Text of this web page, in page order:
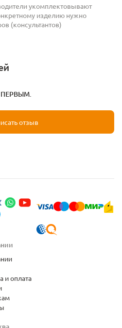
укомплектовывают
изделию нужно
(консультантов)
отзыв
и оплата